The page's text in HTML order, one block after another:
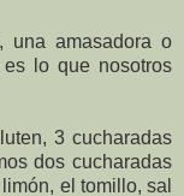
una amasadora o
lo que nosotros
3 cucharadas
dos cucharadas
el tomillo, sal